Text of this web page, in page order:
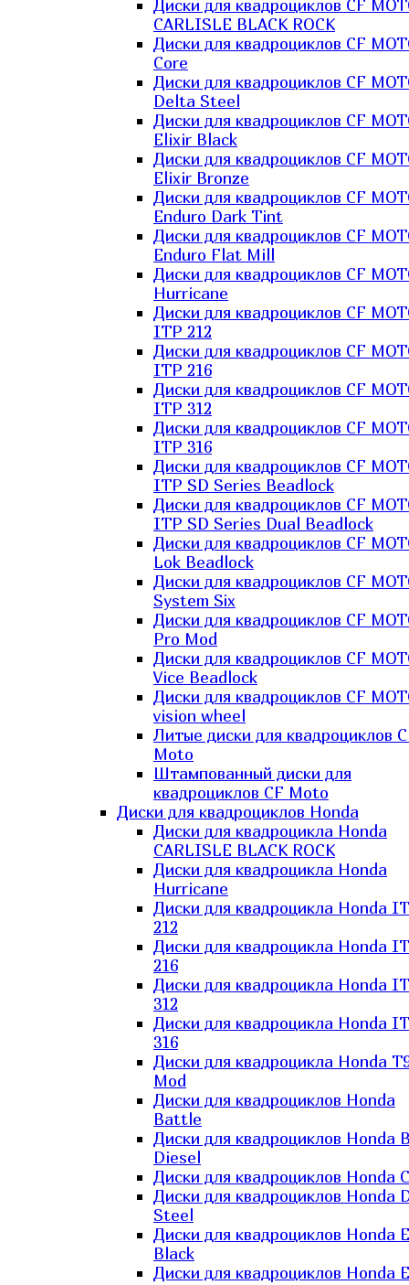
Диски для квадроциклов CF
CARLISLE BLACK ROCK
Диски для квадроциклов CF
Core
Диски для квадроциклов CF
Delta Steel
Диски для квадроциклов CF
Elixir Black
Диски для квадроциклов CF
Elixir Bronze
Диски для квадроциклов CF
Enduro Dark Tint
Диски для квадроциклов CF
Enduro Flat Mill
Диски для квадроциклов CF
Hurricane
Диски для квадроциклов CF
ITP 212
Диски для квадроциклов CF
ITP 216
Диски для квадроциклов CF
ITP 312
Диски для квадроциклов CF
ITP 316
Диски для квадроциклов CF
ITP SD Series Beadlock
Диски для квадроциклов CF
ITP SD Series Dual Beadlock
Диски для квадроциклов CF
Lok Beadlock
Диски для квадроциклов CF
System Six
Диски для квадроциклов CF
Pro Mod
Диски для квадроциклов CF
Vice Beadlock
Диски для квадроциклов CF
vision wheel
Литые диски для квадроциклов
Moto
Штампованный диски для
квадроциклов CF Moto
Диски для квадроциклов Honda
Диски для квадроцикла Honda
CARLISLE BLACK ROCK
Диски для квадроцикла Honda
Hurricane
Диски для квадроцикла Honda
212
Диски для квадроцикла Honda
216
Диски для квадроцикла Honda
312
Диски для квадроцикла Honda
316
Диски для квадроцикла Honda
Mod
Диски для квадроциклов Honda
Battle
Диски для квадроциклов Honda
Diesel
Диски для квадроциклов Honda
Диски для квадроциклов Honda
Steel
Диски для квадроциклов Honda
Black
Диски для квадроциклов Honda